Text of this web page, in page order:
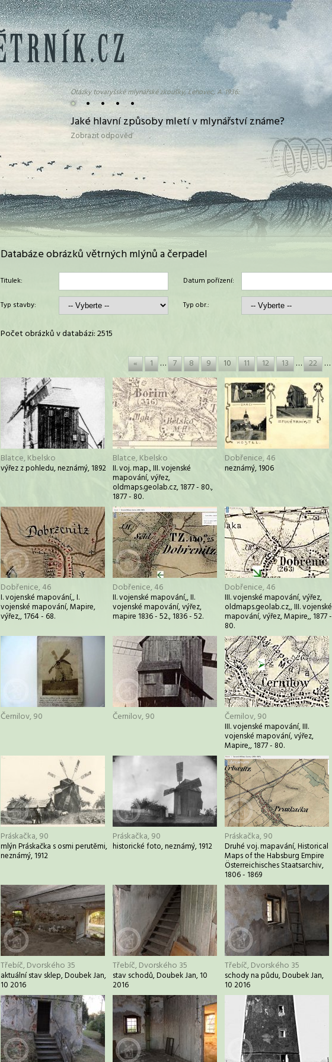
• • • • •
Otázky tovaryšské mlynářské zkoušky, Lehovec, A. 1936:
Jaké hlavní způsoby mletí v mlynářství známe?
Zobrazit odpověď
Databáze obrázků větrných mlýnů a čerpadel
Titulek: Datum pořízení:
Typ stavby: Typ obr.:
Počet obrázků v databázi: 2515
« 1 … 7 8 9 10 11 12 13 … 22 …
Blatce, Kbelsko
výřez z pohledu, neznámý, 1892
Blatce, Kbelsko
II. voj. map., III. vojenské
mapování, výřez,
oldmaps.geolab.cz, 1877 - 80.,
1877 - 80.
Dobřenice, 46
neznámý, 1906
Dobřenice, 46
I. vojenské mapování,, I.
vojenské mapování, Mapire,
výřez,, 1764 - 68.
Dobřenice, 46
II. vojenské mapování,, II.
vojenské mapování, výřez,
mapire 1836 - 52., 1836 - 52.
Dobřenice, 46
III. vojenské mapování, výřez,
oldmaps.geolab.cz,, III. vojenské
mapování, výřez, Mapire,, 1877 -
80.
Černilov, 90 Černilov, 90 Černilov, 90
III. vojenské mapování, III.
vojenské mapování, výřez,
Mapire,, 1877 - 80.
Práskačka, 90
mlýn Práskačka s osmi perutěmi,
neznámý, 1912
Práskačka, 90
historické foto, neznámý, 1912
Práskačka, 90
Druhé voj. mapavání, Historical
Maps of the Habsburg Empire
Österreichisches Staatsarchiv,
1806 - 1869
Třebíč, Dvorského 35
aktuální stav sklep, Doubek Jan,
10 2016
Třebíč, Dvorského 35
stav schodů, Doubek Jan, 10
2016
Třebíč, Dvorského 35
schody na půdu, Doubek Jan,
10 2016